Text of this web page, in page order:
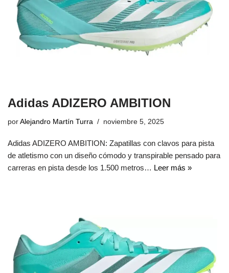
Adidas ADIZERO AMBITION
por Alejandro Martín Turra noviembre 5, 2025
Adidas ADIZERO AMBITION: Zapatillas con clavos para pista
de atletismo con un diseño cómodo y transpirable pensado para
carreras en pista desde los 1.500 metros… Leer más »